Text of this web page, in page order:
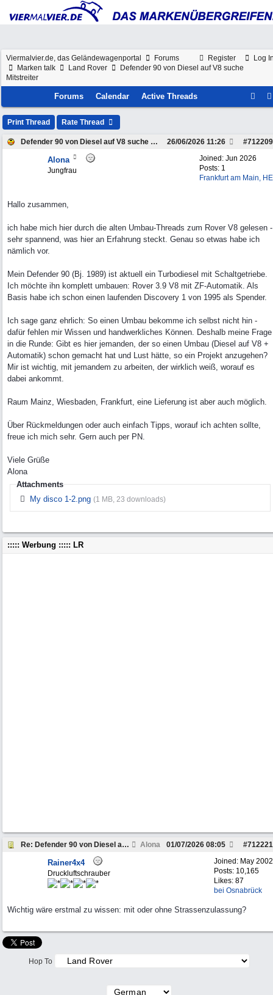
Register Log
Viermalvier.de, das Geländewagenportal
Forums
Marken talk
Land Rover
Defender 90 von Diesel auf V8 suche
Mitstreiter
Forums Calendar Active Threads
Print Thread Rate Thread
Defender 90 von Diesel auf V8 suche Mitstreiter #712209
26/06/2026 11:26
Joined: Jun 2026
Posts: 1
Frankfurt am Main, HE
Alona
Jungfrau
Hallo zusammen,
ich habe mich hier durch die alten Umbau-Threads zum Rover V8 gelesen -
sehr spannend, was hier an Erfahrung steckt. Genau so etwas habe ich
nämlich vor.
Mein Defender 90 (Bj. 1989) ist aktuell ein Turbodiesel mit Schaltgetriebe.
Ich möchte ihn komplett umbauen: Rover 3.9 V8 mit ZF-Automatik. Als
Basis habe ich schon einen laufenden Discovery 1 von 1995 als Spender.
Ich sage ganz ehrlich: So einen Umbau bekomme ich selbst nicht hin -
dafür fehlen mir Wissen und handwerkliches Können. Deshalb meine Frage
in die Runde: Gibt es hier jemanden, der so einen Umbau (Diesel auf V8 +
Automatik) schon gemacht hat und Lust hätte, so ein Projekt anzugehen?
Mir ist wichtig, mit jemandem zu arbeiten, der wirklich weiß, worauf es
dabei ankommt.
Raum Mainz, Wiesbaden, Frankfurt, eine Lieferung ist aber auch möglich.
Über Rückmeldungen oder auch einfach Tipps, worauf ich achten sollte,
freue ich mich sehr. Gern auch per PN.
Viele Grüße
Alona
Attachments
My disco 1-2.png (1 MB, 23 downloads)
::::: Werbung ::::: LR
Re: Defender 90 von Diesel auf V8 suche Mitstreiter Alona #712221
01/07/2026 08:05
Joined: May 2002
Posts: 10,165
Likes: 87
bei Osnabrück
Rainer4x4
Druckluftschrauber
Wichtig wäre erstmal zu wissen: mit oder ohne Strassenzulassung?
Hop To